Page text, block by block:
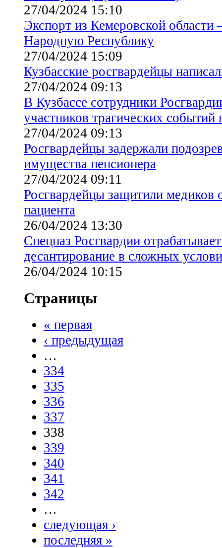
27/04/2024 15:10
Экспорт из Кемеровской области
Народную Республику
27/04/2024 15:09
Кузбасские росгвардейцы
27/04/2024 09:13
В Кузбассе сотрудники
участников трагических
27/04/2024 09:13
Росгвардейцы задержали
имущества пенсионера
27/04/2024 09:11
Росгвардейцы защитили медиков
пациента
26/04/2024 13:30
Спецназ Росгвардии
десантирование в сложных
26/04/2024 10:15
Страницы
« первая
‹ предыдущая
…
334
335
336
337
338
339
340
341
342
…
следующая ›
последняя »